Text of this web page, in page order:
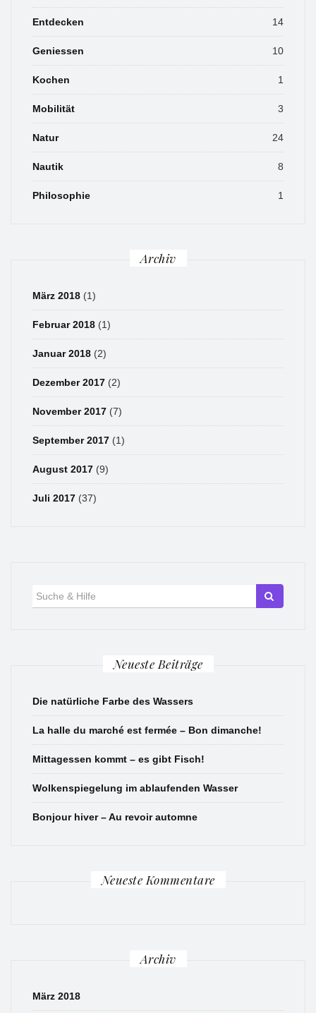
Entdecken 14
Geniessen 10
Kochen 1
Mobilität 3
Natur 24
Nautik 8
Philosophie 1
Archiv
März 2018 (1)
Februar 2018 (1)
Januar 2018 (2)
Dezember 2017 (2)
November 2017 (7)
September 2017 (1)
August 2017 (9)
Juli 2017 (37)
für:
Neueste Beiträge
Die natürliche Farbe des Wassers
La halle du marché est fermée – Bon dimanche!
Mittagessen kommt – es gibt Fisch!
Wolkenspiegelung im ablaufenden Wasser
Bonjour hiver – Au revoir automne
Neueste Kommentare
Archiv
März 2018